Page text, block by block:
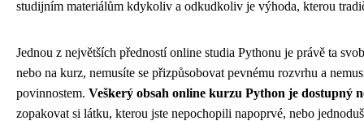
studijním materiálům kdykoliv a odkudkoliv je výhoda, kterou
Jednou z největších předností online studia Pythonu je právě ta
nebo na kurz, nemusíte se přizpůsobovat pevnému rozvrhu a
povinnostem. Veškerý obsah online kurzu Python je dostupný
zopakovat si látku, kterou jste nepochopili napoprvé, nebo